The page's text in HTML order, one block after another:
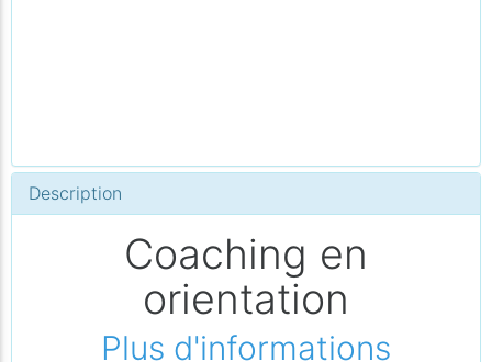
Description
Coaching en
orientation
Plus d'informations